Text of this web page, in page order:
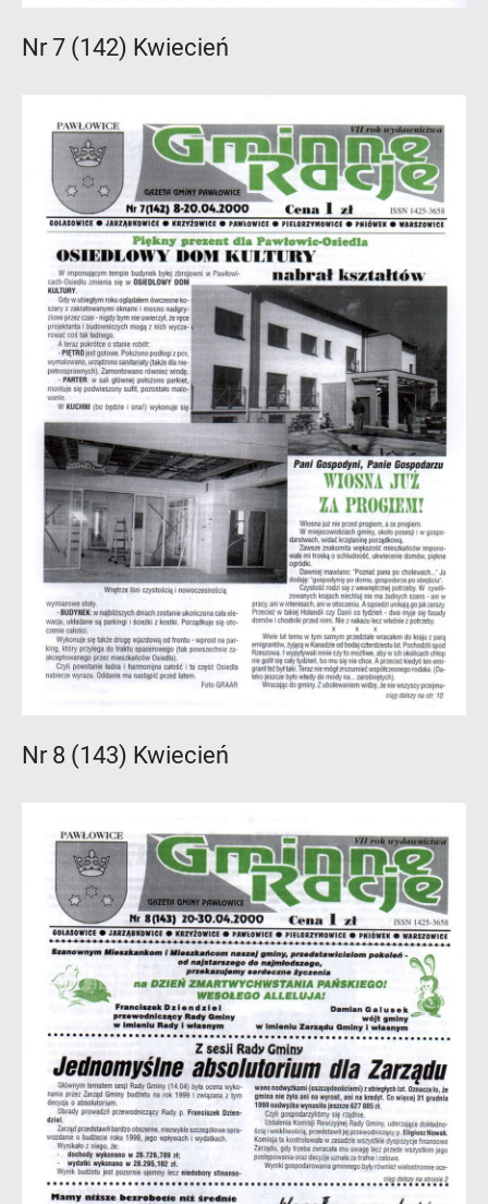
Nr 7 (142) Kwiecień
Nr 8 (143) Kwiecień